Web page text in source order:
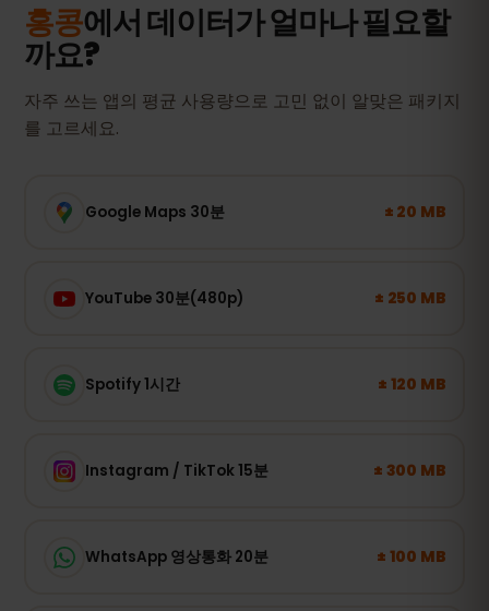
홍콩에서 데이터가 얼마나 필요할
까요?
자주 쓰는 앱의 평균 사용량으로 고민 없이 알맞은 패키지
를 고르세요.
Google Maps 30분 ± 20 MB
YouTube 30분(480p) ± 250 MB
Spotify 1시간 ± 120 MB
Instagram / TikTok 15분 ± 300 MB
WhatsApp 영상통화 20분 ± 100 MB